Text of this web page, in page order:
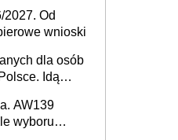
Od
wnioski
dla osób
Idą
AW139
wyboru